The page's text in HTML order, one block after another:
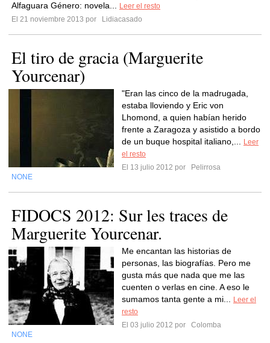
Alfaguara Género: novela...
Leer el resto
El 21 noviembre 2013 por
Lidiacasado
El tiro de gracia (Marguerite
Yourcenar)
"Eran las cinco de la madrugada,
estaba lloviendo y Eric von
Lhomond, a quien habían herido
frente a Zaragoza y asistido a bordo
de un buque hospital italiano,...
Leer
el resto
El 13 julio 2012 por
Pelirrosa
NONE
FIDOCS 2012: Sur les traces de
Marguerite Yourcenar.
Me encantan las historias de
personas, las biografías. Pero me
gusta más que nada que me las
cuenten o verlas en cine. A eso le
sumamos tanta gente a mi...
Leer el
resto
El 03 julio 2012 por
Colomba
NONE